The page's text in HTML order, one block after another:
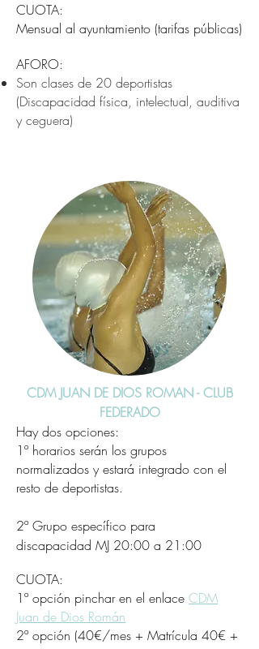
CUOTA:
Mensual al ayuntamiento (tarifas públicas)
AFORO:
Son clases de 20 deportistas
(Discapacidad física, intelectual, auditiva
y ceguera)
CDM JUAN DE DIOS ROMAN - CLUB
FEDERADO
Hay dos opciones:
1º horarios serán los grupos
normalizados y estará integrado con el
resto de deportistas.
2º Grupo específico para
discapacidad MJ 20:00 a 21:00
CUOTA:
1º opción pinchar en el enlace CDM
Juan de Dios Román
2º opción (40€/mes + Matrícula 40€ +